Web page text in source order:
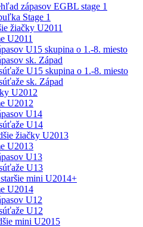
zápasov EGBL stage 1
Stage 1
žiačky U2011
U2011
U15 skupina o 1.-8. miesto
sk. Západ
U15 skupina o 1.-8. miesto
sk. Západ
U2012
U2012
U14
U14
žiačky U2013
U2013
U13
U13
mini U2014+
U2014
U12
U12
mini U2015